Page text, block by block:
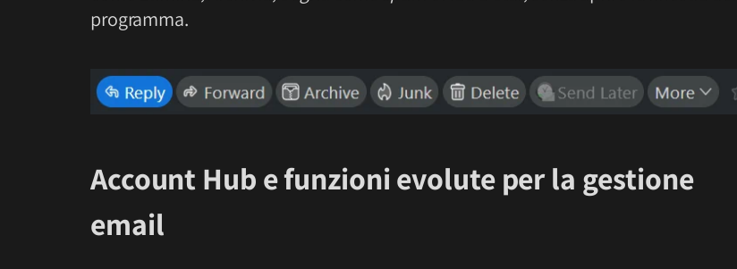
programma.
Account Hub e funzioni evolute per la gestione
email